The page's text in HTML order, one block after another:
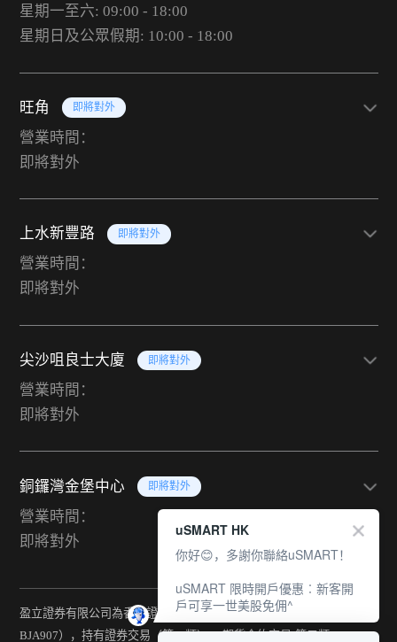
星期一至六: 09:00 - 18:00
星期日及公眾假期: 10:00 - 18:00
旺角 即將對外
營業時間：
即將對外
上水新豐路 即將對外
營業時間：
即將對外
尖沙咀良士大廈 即將對外
營業時間：
即將對外
銅鑼灣金堡中心 即將對外
營業時間：
即將對外
盈立證券有限公司為香港證監會持牌法團（中央編號：
BJA907），持有證券交易（第一類） 、期貨合約交易(第二類) 、
uSMART HK
你好😊，多謝你聯絡uSMART！
uSMART 限時開戶優惠︰新客開
戶可享一世美股免佣^